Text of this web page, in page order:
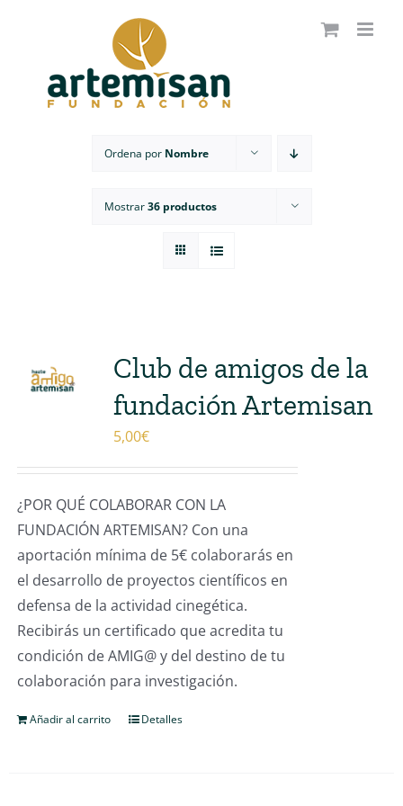
Ordena por Nombre
Mostrar36 productos
Club de amigos de la
fundación Artemisan
5,00€
¿POR QUÉ COLABORAR CON LA
FUNDACIÓN ARTEMISAN? Con una
aportación mínima de 5€ colaborarás en
el desarrollo de proyectos científicos en
defensa de la actividad cinegética.
Recibirás un certificado que acredita tu
condición de AMIG@ y del destino de tu
colaboración para investigación.
Añadir al carrito Detalles